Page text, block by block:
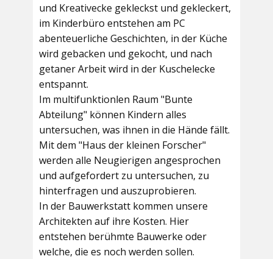
und Kreativecke gekleckst und gekleckert,
im Kinderbüro entstehen am PC
abenteuerliche Geschichten, in der Küche
wird gebacken und gekocht, und nach
getaner Arbeit wird in der Kuschelecke
entspannt.
Im multifunktionlen Raum "Bunte
Abteilung" können Kindern alles
untersuchen, was ihnen in die Hände fällt.
Mit dem "Haus der kleinen Forscher"
werden alle Neugierigen angesprochen
und aufgefordert zu untersuchen, zu
hinterfragen und auszuprobieren.
In der Bauwerkstatt kommen unsere
Architekten auf ihre Kosten. Hier
entstehen berühmte Bauwerke oder
welche, die es noch werden sollen.